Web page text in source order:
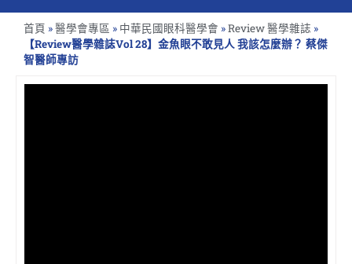
首頁 »醫學會專區 » 中華民國眼科醫學會 »Review 醫學雜誌 »
【Review醫學雜誌Vol 28】金魚眼不敢見人 我該怎麼辦？ 蔡傑
智醫師專訪